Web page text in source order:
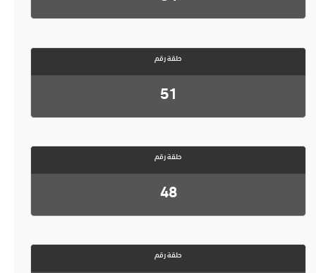
حلقة رقم
51
حلقة رقم
48
حلقة رقم